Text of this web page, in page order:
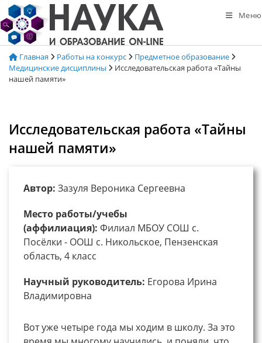
Перейти
к
содержимому
Меню
Главная Работы на конкурс
Предметное образование
Медицинские дисциплины
Исследовательская работа «Тайны
нашей памяти»
Исследовательская работа «Тайны
нашей памяти»
Автор: Зазуля Вероника Сергеевна
Место работы/учебы
(аффилиация): Филиал МБОУ СОШ с.
Посёлки - ООШ с. Никольское, Пензенская
область, 4 класс
Научный руководитель: Егорова Ирина
Владимировна
Вот уже четыре года мы ходим в школу. За это